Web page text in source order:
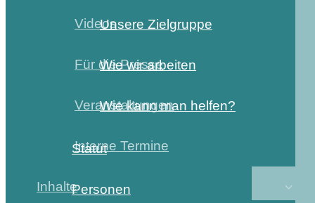
Videos
Für die Presse
Veranstaltungen
Interne Termine
Inhalte
Unsere Zielgruppe
Wie wir arbeiten
Wie kann man helfen?
Statut
Personen